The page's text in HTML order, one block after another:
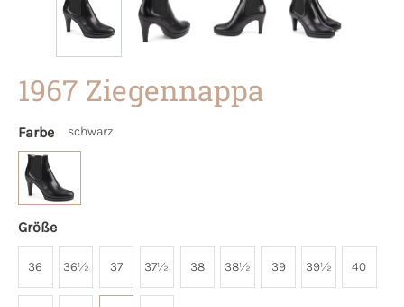
1967 Ziegennappa
Farbe schwarz
Größe
36 36½ 37 37½ 38 38½ 39 39½ 40